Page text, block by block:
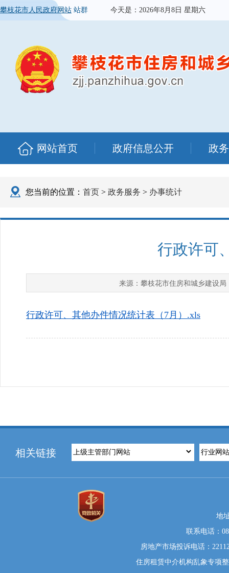
攀枝花市人民政府网站 站群 今天是： 2026年8月8日 星期六
网站首页 政府信息公开 政
您当前的位置： 首页 > 政务服务 > 办事统计
行政许可
来源： 攀枝花市住房和城乡建设局
行政许可、其他办件情况统计表（7月）.xls
相关链接
地
联系电话：
房地产市场投诉电话：
住房租赁中介机构乱象专项